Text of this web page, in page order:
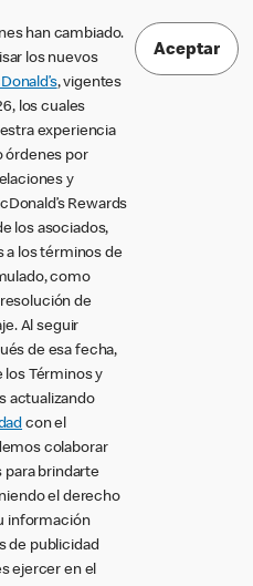
han cambiado.
los nuevos
, vigentes
los cuales
experiencia
órdenes por
y
Rewards
los asociados,
a los términos de
como
de
Al seguir
de esa fecha,
los Términos y
actualizando
con el
colaborar
brindarte
el derecho
información
de publicidad
ejercer en el
Aceptar